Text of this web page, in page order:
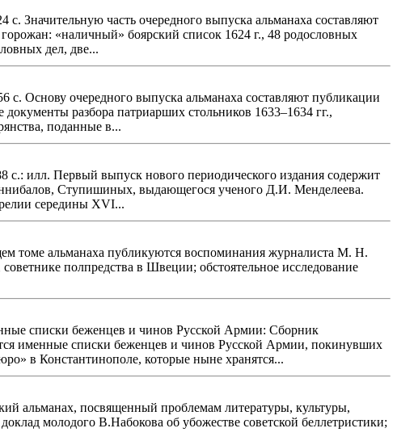
Значительную часть очередного выпуска альманаха составляют
«наличный» боярский список 1624 г., 48 родословных
дел, две...
Основу очередного выпуска альманаха составляют публикации
разбора патриарших стольников 1633–1634 гг.,
поданные в...
илл. Первый выпуск нового периодического издания содержит
Ступишиных, выдающегося ученого Д.И. Менделеева.
середины XVI...
томе альманаха публикуются воспоминания журналиста М. Н.
полпредства в Швеции; обстоятельное исследование
списки беженцев и чинов Русской Армии: Сборник
именные списки беженцев и чинов Русской Армии, покинувших
в Константинополе, которые ныне хранятся...
альманах, посвященный проблемам литературы, культуры,
молодого В.Набокова об убожестве советской беллетристики;